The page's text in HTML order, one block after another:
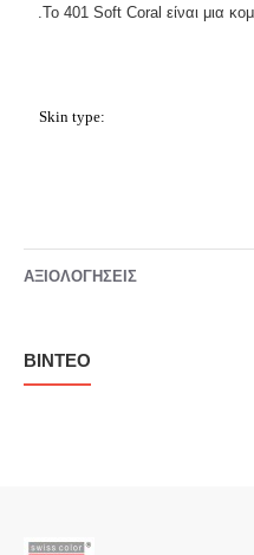
.Το 401 Soft Coral είναι μια
Skin type:
ΑΞΙΟΛΟΓΉΣΕΙΣ
ΒΊΝΤΕΟ